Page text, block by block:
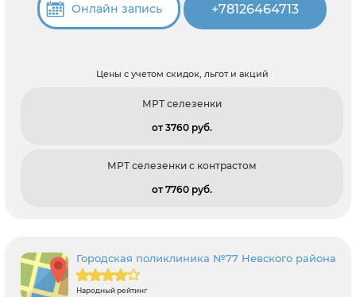
Онлайн запись +78126464713
Цены с учетом скидок, льгот и акций
МРТ селезенки
от 3760 pуб.
МРТ селезенки с контрастом
от 7760 pуб.
Городская поликлиника №77 Невского района
Народный рейтинг